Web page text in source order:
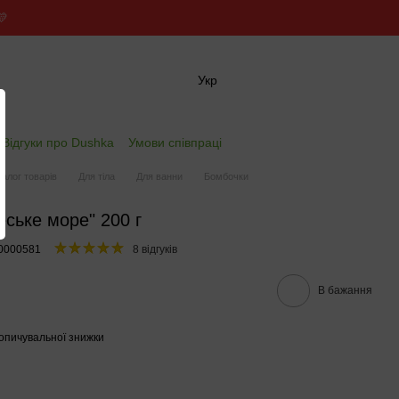
Укр
Відгуки про Dushka Умови співпраці
товарів Для тіла Для ванни
Бомбочки
море" 200 г
8 відгуків
В бажання
знижки